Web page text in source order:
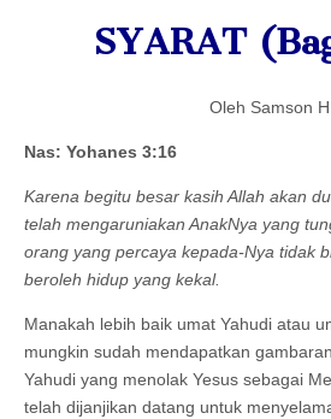
SYARAT
Oleh Samson H
Nas: Yohanes 3:16
Karena begitu besar kasih Allah akan
telah mengaruniakan AnakNya yang
orang yang percaya kepada-Nya tidak
beroleh hidup yang kekal.
Manakah lebih baik umat Yahudi atau
mungkin sudah mendapatkan
Yahudi yang menolak Yesus sebagai
telah dijanjikan datang untuk